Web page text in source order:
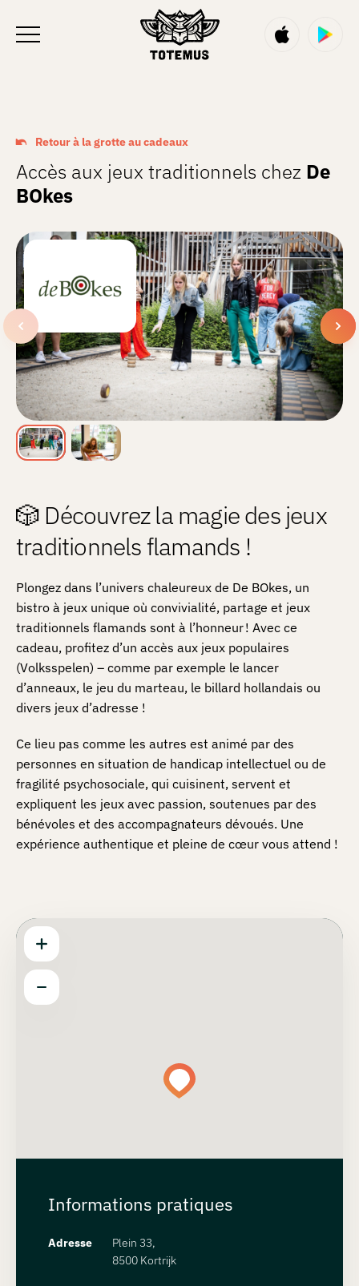
Retour à la grotte au cadeaux
Accès aux jeux traditionnels chez De
BOkes
🎲 Découvrez la magie des jeux
traditionnels flamands !
Plongez dans l’univers chaleureux de De BOkes, un
bistro à jeux unique où convivialité, partage et jeux
traditionnels flamands sont à l’honneur ! Avec ce
cadeau, profitez d’un accès aux jeux populaires
(Volksspelen) – comme par exemple le lancer
d’anneaux, le jeu du marteau, le billard hollandais ou
divers jeux d’adresse !
Ce lieu pas comme les autres est animé par des
personnes en situation de handicap intellectuel ou de
fragilité psychosociale, qui cuisinent, servent et
expliquent les jeux avec passion, soutenues par des
bénévoles et des accompagnateurs dévoués. Une
expérience authentique et pleine de cœur vous attend !
Informations pratiques
Adresse
Plein 33,
8500 Kortrijk